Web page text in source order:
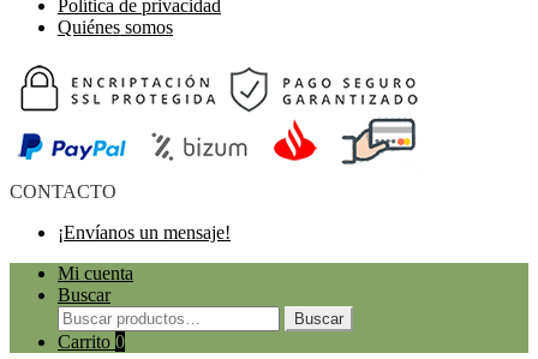
Política de privacidad
Quiénes somos
CONTACTO
¡Envíanos un mensaje!
Mi cuenta
Buscar
Buscar
Carrito 0